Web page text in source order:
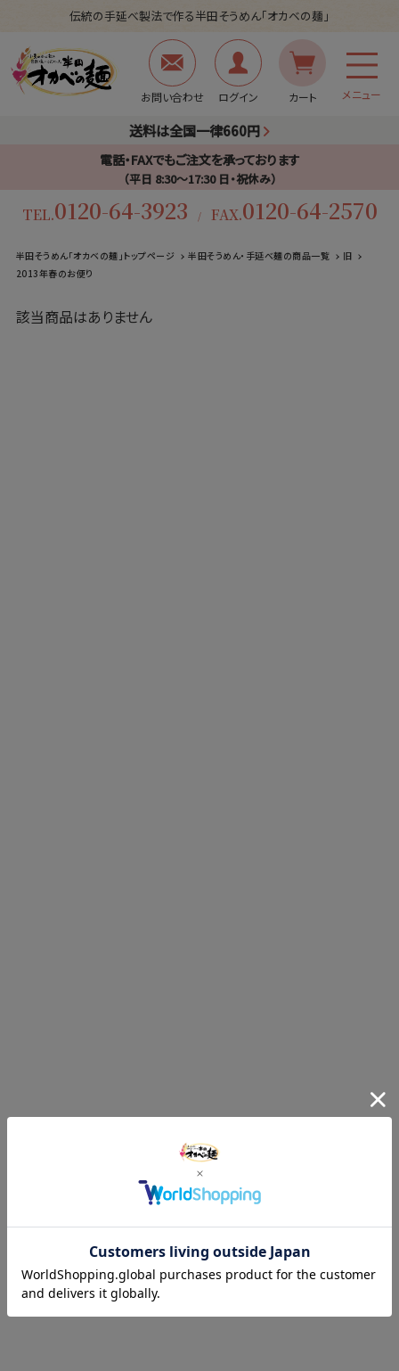
伝統の手延べ製法で作る半田そうめん「オカベの麺」
お問い合わせ ログイン カート メニュー
送料は全国一律660円
電話・FAXでもご注文を承っております
（平日 8:30〜17:30 日・祝休み）
TEL.0120-64-3923 / FAX.0120-64-2570
半田そうめん「オカベの麺」トップページ 半田そうめん・手延べ麺の商品一覧
旧
2013年春のお便り
該当商品はありません